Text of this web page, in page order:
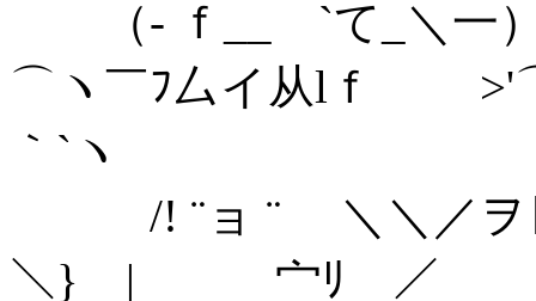
（‐ ｆ__ `て_＼一）
⌒ヽ￣ﾌ厶イ从lｆ >'⌒
｀`ヽ
/! ¨ョ ¨ ＼＼／ヲ
＼} | 宀ﾘ ／